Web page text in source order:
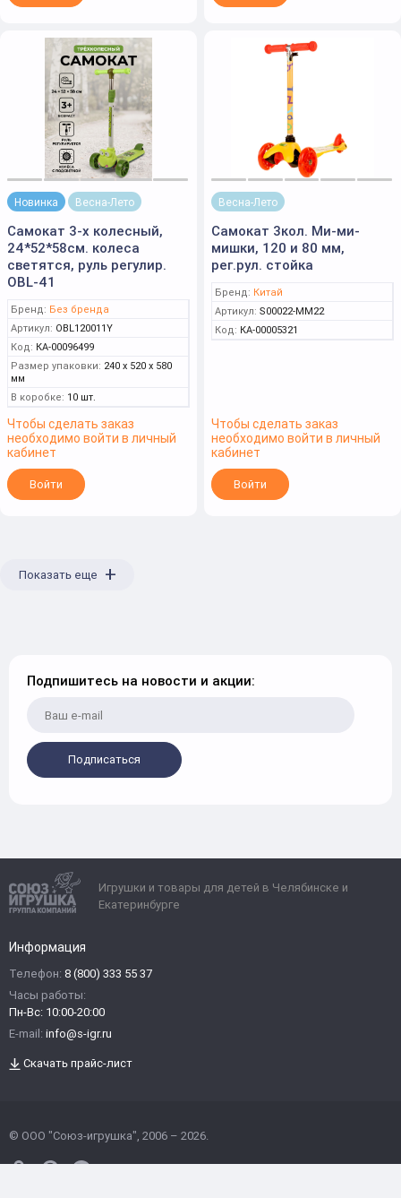
Новинка Весна-Лето
Самокат 3-х колесный,
24*52*58см. колеса
светятся, руль регулир.
OBL-41
Бренд: Без бренда
Артикул: OBL120011Y
Код: КА-00096499
Размер упаковки: 240 x 520 x 580
мм
В коробке: 10 шт.
Чтобы сделать заказ
необходимо войти в личный
кабинет
Войти
Весна-Лето
Самокат 3кол. Ми-ми-
мишки, 120 и 80 мм,
рег.рул. стойка
Бренд: Китай
Артикул: S00022-MM22
Код: КА-00005321
Чтобы сделать заказ
необходимо войти в личный
кабинет
Войти
Показать еще +
Подпишитесь на новости и акции:
Подписаться
Игрушки и товары для детей в Челябинске и
Екатеринбурге
Информация
Телефон: 8 (800) 333 55 37
Часы работы:
Пн-Вс: 10:00-20:00
E-mail: info@s-igr.ru
Скачать прайс-лист
© ООО "Союз-игрушка", 2006 – 2026.